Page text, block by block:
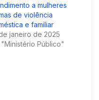
a mulheres
de violência
e familiar
janeiro de 2025
"Ministério Público"